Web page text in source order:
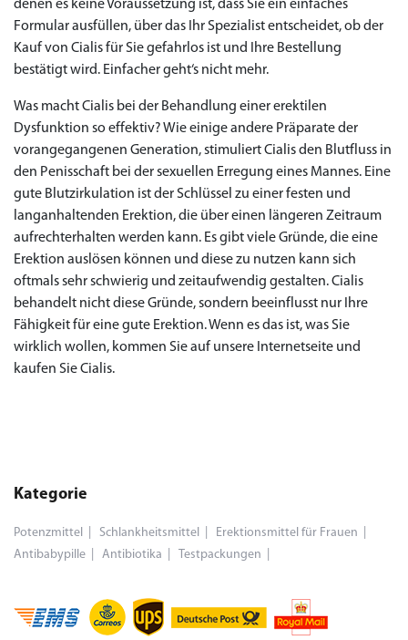
denen es keine Voraussetzung ist, dass Sie ein einfaches
Formular ausfüllen, über das Ihr Spezialist entscheidet, ob der
Kauf von Cialis für Sie gefahrlos ist und Ihre Bestellung
bestätigt wird. Einfacher geht‘s nicht mehr.
Was macht Cialis bei der Behandlung einer erektilen
Dysfunktion so effektiv? Wie einige andere Präparate der
vorangegangenen Generation, stimuliert Cialis den Blutfluss in
den Penisschaft bei der sexuellen Erregung eines Mannes. Eine
gute Blutzirkulation ist der Schlüssel zu einer festen und
langanhaltenden Erektion, die über einen längeren Zeitraum
aufrechterhalten werden kann. Es gibt viele Gründe, die eine
Erektion auslösen können und diese zu nutzen kann sich
oftmals sehr schwierig und zeitaufwendig gestalten. Cialis
behandelt nicht diese Gründe, sondern beeinflusst nur Ihre
Fähigkeit für eine gute Erektion. Wenn es das ist, was Sie
wirklich wollen, kommen Sie auf unsere Internetseite und
kaufen Sie Cialis.
Kategorie
Potenzmittel Schlankheitsmittel
Erektionsmittel für Frauen
Antibabypille
Antibiotika Testpackungen